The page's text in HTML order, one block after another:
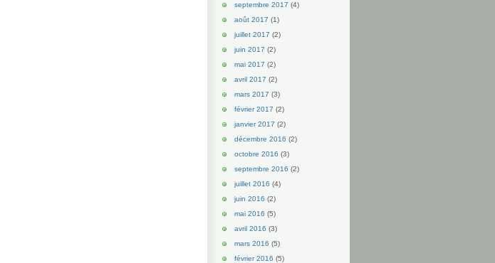
septembre 2017 (4)
août 2017 (1)
juillet 2017 (2)
juin 2017 (2)
mai 2017 (2)
avril 2017 (2)
mars 2017 (3)
février 2017 (2)
janvier 2017 (2)
décembre 2016 (2)
octobre 2016 (3)
septembre 2016 (2)
juillet 2016 (4)
juin 2016 (2)
mai 2016 (5)
avril 2016 (3)
mars 2016 (5)
février 2016 (5)